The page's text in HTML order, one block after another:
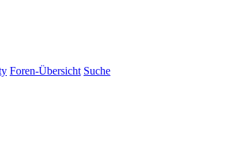
Foren-Übersicht Suche